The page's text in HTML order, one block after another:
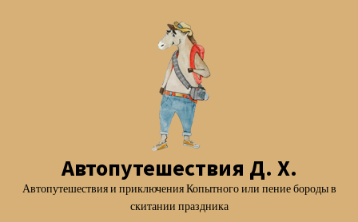
Автопутешествия Д. Х.
Автопутешествия и приключения Копытного или пение бороды в
скитании праздника